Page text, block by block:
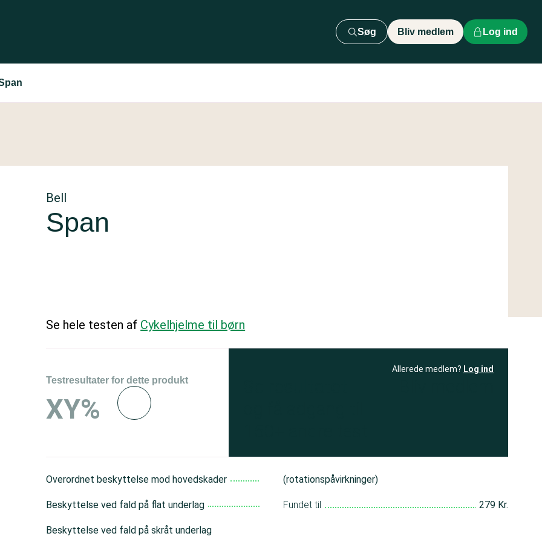
Søg Bliv medlem Log ind
Bell
Span
Se hele testen af Cykelhjelme til børn
Testresultater for dette produkt
XY%
Allerede medlem? Log ind
Overordnet beskyttelse mod hovedskader
Beskyttelse ved fald på flat underlag
Beskyttelse ved fald på skråt underlag
(rotationspåvirkninger)
Fundet til 279 Kr.